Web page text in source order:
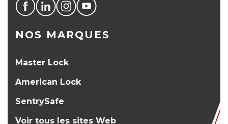
NOS MARQUES
Master Lock
American Lock
SentrySafe
Voir tous les sites Web